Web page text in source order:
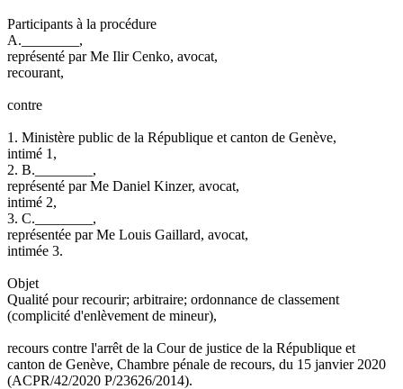
Participants à la procédure
A.________,
représenté par Me Ilir Cenko, avocat,
recourant,
contre
1. Ministère public de la République et canton de Genève,
intimé 1,
2. B.________,
représenté par Me Daniel Kinzer, avocat,
intimé 2,
3. C.________,
représentée par Me Louis Gaillard, avocat,
intimée 3.
Objet
Qualité pour recourir; arbitraire; ordonnance de classement
(complicité d'enlèvement de mineur),
recours contre l'arrêt de la Cour de justice de la République et
canton de Genève, Chambre pénale de recours, du 15 janvier 2020
(ACPR/42/2020 P/23626/2014).